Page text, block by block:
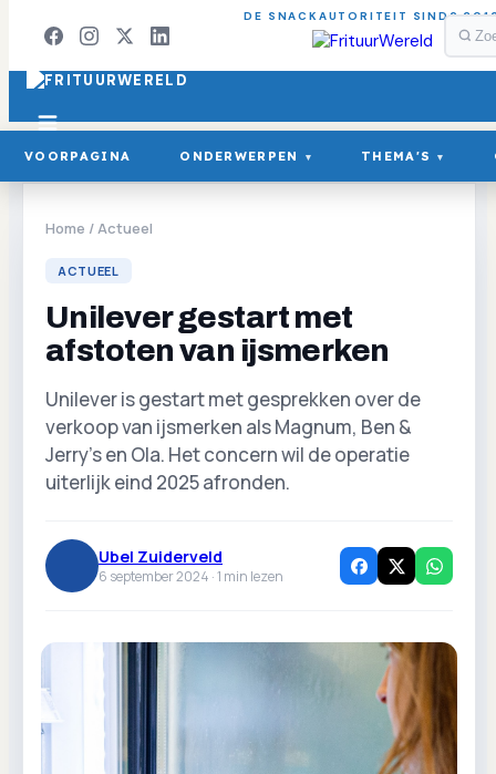
DE SNACKAUTORITEIT SINDS
VOORPAGINA ONDERWERPEN ▾ THEMA'S ▾
Home /Actueel
ACTUEEL
Unilever gestart met
afstoten van ijsmerken
Unilever is gestart met gesprekken over de
verkoop van ijsmerken als Magnum, Ben &
Jerry's en Ola. Het concern wil de operatie
uiterlijk eind 2025 afronden.
Ubel Zuiderveld
6 september 2024 ·1 min lezen